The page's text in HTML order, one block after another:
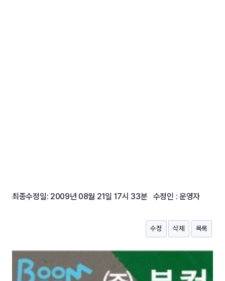
최종수정일: 2009년 08월 21일 17시 33분 수정인 : 운영자
수정 삭제 목록